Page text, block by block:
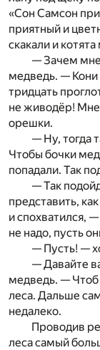
«Сон Самсон
приятный и
скакали и
— Зачем мне
медведь. — Кони
тридцать
не живодёр! Мне
орешки.
— Ну, тогда
Чтобы бочки
попадали. Так
— Так
представить,
и спохватился,
не надо, пусть
— Пусть! —
— Давайте
медведь. — Чтоб
леса. Дальше
недалеко.
Проводив
леса самый